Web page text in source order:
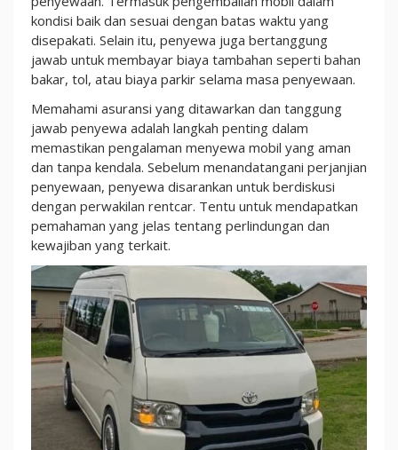
kondisi baik dan sesuai dengan batas waktu yang
disepakati. Selain itu, penyewa juga bertanggung
jawab untuk membayar biaya tambahan seperti bahan
bakar, tol, atau biaya parkir selama masa penyewaan.
Memahami asuransi yang ditawarkan dan tanggung
jawab penyewa adalah langkah penting dalam
memastikan pengalaman menyewa mobil yang aman
dan tanpa kendala. Sebelum menandatangani perjanjian
penyewaan, penyewa disarankan untuk berdiskusi
dengan perwakilan rentcar. Tentu untuk mendapatkan
pemahaman yang jelas tentang perlindungan dan
kewajiban yang terkait.